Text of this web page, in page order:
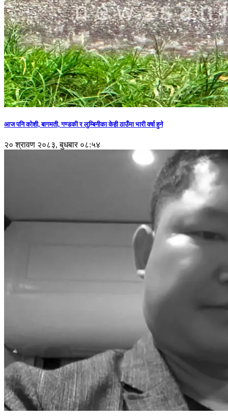
आज पनि कोशी, बागमती, गण्डकी र लुम्बिनीका केही ठाउँमा भारी वर्षा हुने
२० श्रावण २०८३, बुधबार ०८:५४